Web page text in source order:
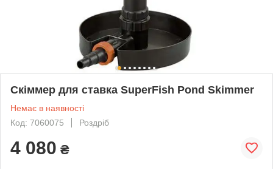
Скіммер для ставка SuperFish Pond Skimmer
Немає в наявності
Код: 7060075
Роздріб
4 080 ₴